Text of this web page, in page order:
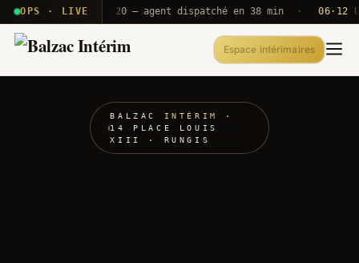
OPS · LIVE
T2E · B71 Push A320 — agent dispatché en 38 min · 06·12 UTC
Espace intérimaires
BALZAC INTÉRIM
·
14 PLACE LOUIS
XIII · RUNGIS